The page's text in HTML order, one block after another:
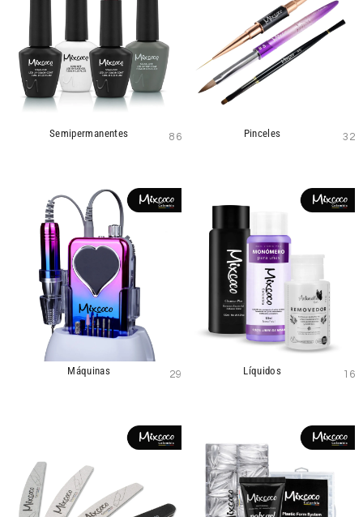
Semipermanentes 86 Pinceles 32
Máquinas 29 Líquidos 16